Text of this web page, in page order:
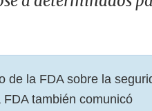
de la FDA sobre la
FDA también comunicó